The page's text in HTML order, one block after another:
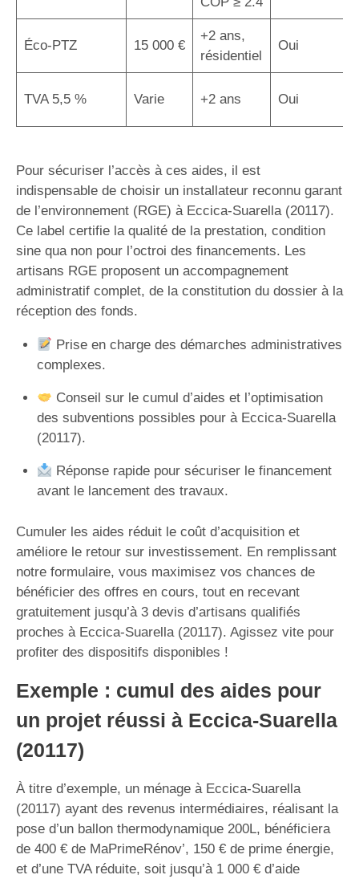
Éco-PTZ 15 000 €
+2 ans,
résidentiel
Oui
TVA 5,5 % Varie +2 ans Oui
Pour sécuriser l’accès à ces aides, il est
indispensable de choisir un installateur reconnu garant
de l’environnement (RGE) à Eccica-Suarella (20117).
Ce label certifie la qualité de la prestation, condition
sine qua non pour l’octroi des financements. Les
artisans RGE proposent un accompagnement
administratif complet, de la constitution du dossier à la
réception des fonds.
Prise en charge des démarches administratives
complexes.
Conseil sur le cumul d’aides et l’optimisation
des subventions possibles pour à Eccica-Suarella
(20117).
Réponse rapide pour sécuriser le financement
avant le lancement des travaux.
Cumuler les aides réduit le coût d’acquisition et
améliore le retour sur investissement. En remplissant
notre formulaire, vous maximisez vos chances de
bénéficier des offres en cours, tout en recevant
gratuitement jusqu’à 3 devis d’artisans qualifiés
proches à Eccica-Suarella (20117). Agissez vite pour
profiter des dispositifs disponibles !
Exemple : cumul des aides pour
un projet réussi à Eccica-Suarella
(20117)
À titre d’exemple, un ménage à Eccica-Suarella
(20117) ayant des revenus intermédiaires, réalisant la
pose d’un ballon thermodynamique 200L, bénéficiera
de 400 € de MaPrimeRénov’, 150 € de prime énergie,
et d’une TVA réduite, soit jusqu’à 1 000 € d’aide